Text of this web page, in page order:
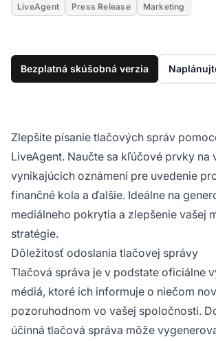
LiveAgent Press Release Marketing
Bezplatná skúšobná verzia
Zlepšite písanie tlačových správ
LiveAgent. Naučte sa kľúčové prvky na
vynikajúcich oznámení pre uvedenie
finančné kola a ďalšie. Ideálne na
mediálneho pokrytia a zlepšenie vašej
stratégie.
Dôležitosť odoslania tlačovej správy
Tlačová správa je v podstate oficiálne
médiá, ktoré ich informuje o niečom
pozoruhodnom vo vašej spoločnosti.
účinná tlačová správa môže